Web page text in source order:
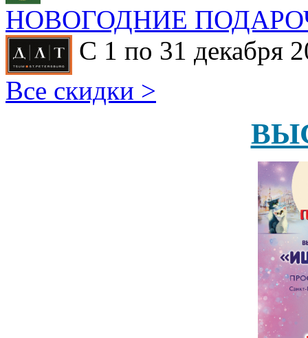
НОВОГОДНИЕ
С 1 по 31 декабря
Все скидки >